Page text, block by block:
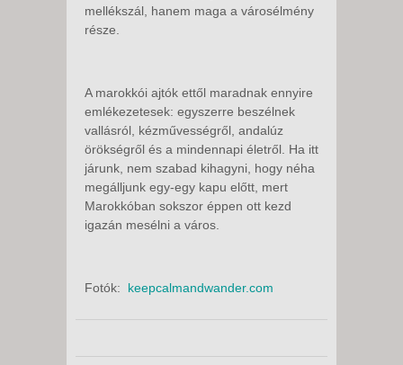
mellékszál, hanem maga a városélmény
része.
A marokkói ajtók ettől maradnak ennyire
emlékezetesek: egyszerre beszélnek
vallásról, kézművességről, andalúz
örökségről és a mindennapi életről. Ha itt
járunk, nem szabad kihagyni, hogy néha
megálljunk egy-egy kapu előtt, mert
Marokkóban sokszor éppen ott kezd
igazán mesélni a város.
Fotók: keepcalmandwander.com